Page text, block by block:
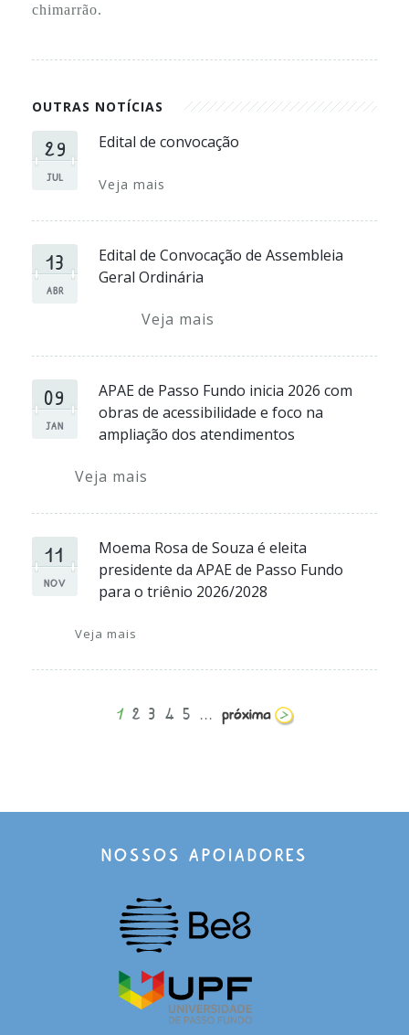
chimarrão.
OUTRAS NOTÍCIAS
29
JUL
Edital de convocação
Veja mais
13
ABR
Edital de Convocação de Assembleia
Geral Ordinária
Veja mais
09
JAN
APAE de Passo Fundo inicia 2026 com
obras de acessibilidade e foco na
ampliação dos atendimentos
Veja mais
11
NOV
Moema Rosa de Souza é eleita
presidente da APAE de Passo Fundo
para o triênio 2026/2028
Veja mais
1 2 3 4 5 ...
NOSSOS APOIADORES